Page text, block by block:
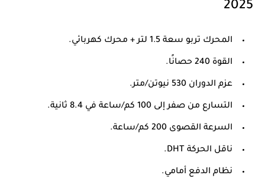
2025
المحرك تربو سعة 1.5 لتر + محرك كهربائي.
القوة 240 حصانًا.
عزم الدوران 530 نيوتن/متر.
التسارع من صفر إلى 100 كم/ساعة في 8.4 ثانية.
السرعة القصوى 200 كم/ساعة.
ناقل الحركة DHT.
نظام الدفع أمامي.